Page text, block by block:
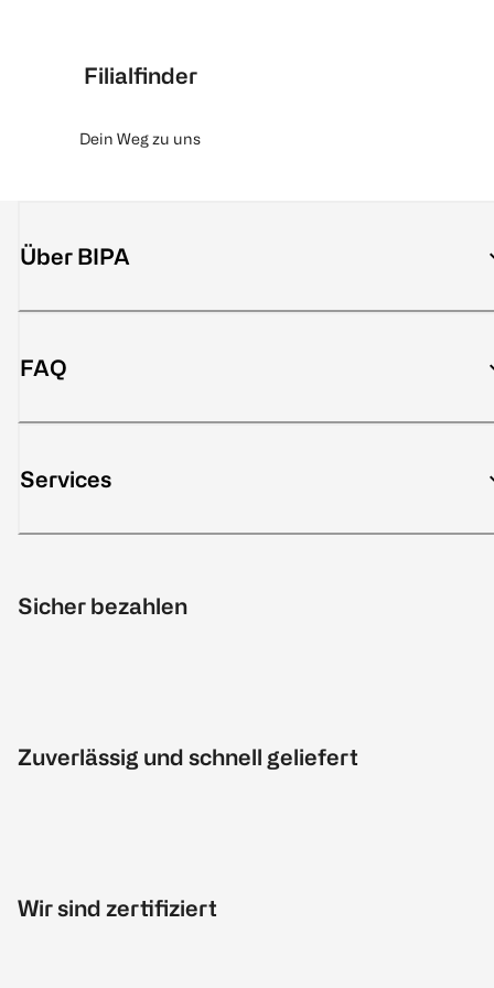
Filialfinder
Dein Weg zu uns
Über BIPA
FAQ
Services
Sicher bezahlen
Zuverlässig und schnell geliefert
Wir sind zertifiziert